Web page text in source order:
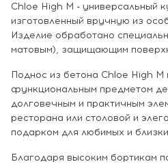
Chloe High M - универсальный
изготовленный вручную из
Изделие обработано
матовым), защищающим
Поднос из бетона Chloe High
функциональным предметом
долговечным и практичным
ресторана или столовой и
подарком для любимых и
Благодаря высоким бортикам